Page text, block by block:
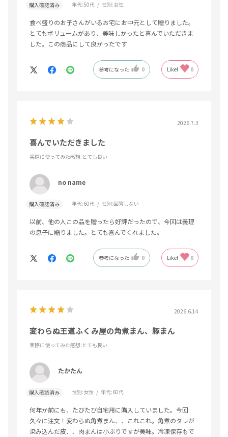
購入確認済み 年代:50代 性別:女性
食べ盛りのお子さんがいるお宅にお中元として贈りました。
とてもボリュームがあり、美味しかったと喜んでいただきま
した。この商品にして良かったです
参考になった 0 Like! 0
2026.7.3
喜んでいただきました
実際に使ってみた感想:とても良い
no name
購入確認済み 年代:60代 性別:回答しない
以前、他の人この品を贈ったら好評だったので、今回は義理
の息子に贈りました。とても喜んでくれました。
参考になった 0 Like! 0
2026.6.14
変わらぬ王道ふくみ屋の角煮まん、豚まん
実際に使ってみた感想:とても良い
たかたん
購入確認済み 性別:女性 年代:60代
何年か前にも、たびたび自宅用に購入していました。今回
久々に注文！変わらぬ角煮まん、、これこれ。角煮のタレが
染み込んだ皮、、肉まんは小ぶりですが美味。冷凍保存もで